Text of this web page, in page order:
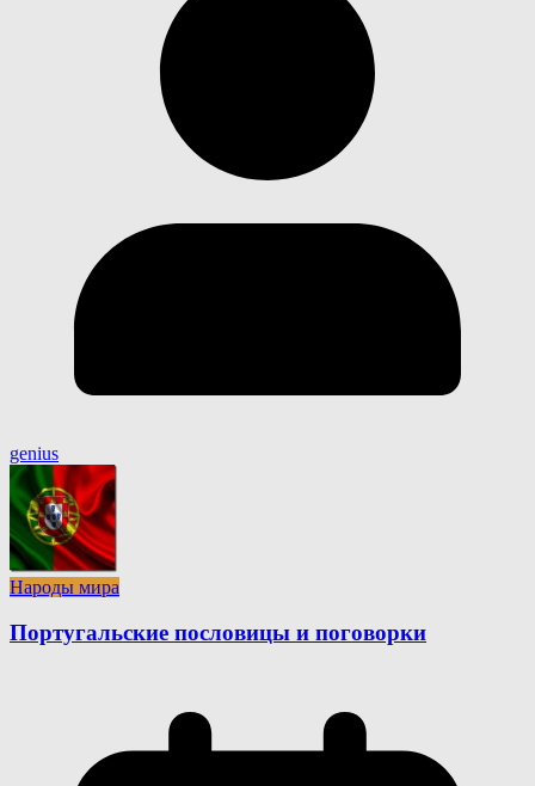
genius
Народы мира
Португальские пословицы и поговорки